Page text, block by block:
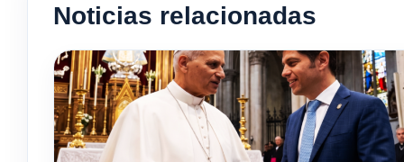
Noticias relacionadas